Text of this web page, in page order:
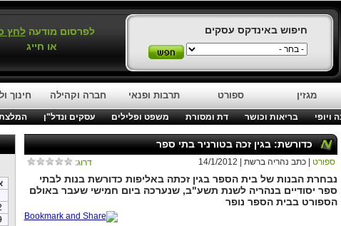
חיפוש באינדקס עסקים לפרסום מודעהלחץ
או חייג
מגזין ספורט תרבות ופנאי חברה וקהילה חינוך
ויופי בריאות וכושר דת ומסורת משפט ופלילים עסקים ונדל"ן
כדורשת: בגין זכה בטורניר בתי ספר
דרוג: ספורט | כתב נהריה ברשת | 14/1/2012
נבחרת הבנות של בית הספר בגין זכתה באליפות כדורשת בנות לבתי
ספר יסודיים בנהריה לשנת תשע"ב, שנערכה ביום חמישי שעבר באולם
הספורט בבית הספר נופר